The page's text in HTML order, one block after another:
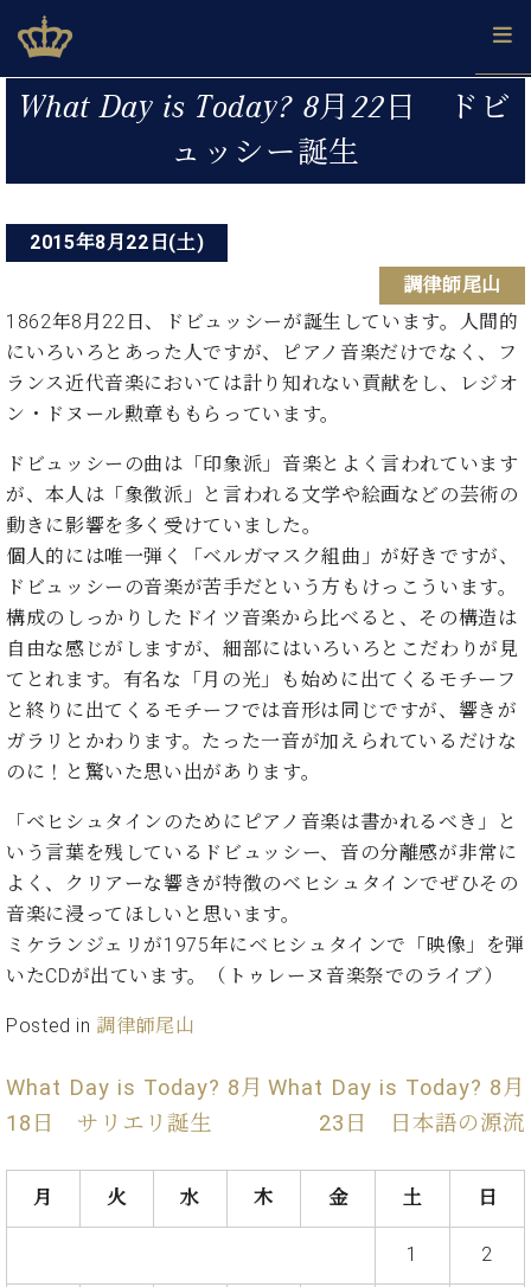
to
content
ベヒシュタインジャパン公式サイト
BECHSTEIN JAPAN Official Site
カ
タ
ベ
シ
ュ
イ
ン
コ
ン
サ
ト /
C.
ベ
ヒ
シ
タ
イ
ン
レ
ジ
デ
ス
C.
ヒ
シ
タ
ン
サ
展
ピ
ア
ュ
タ
の
グ
ラ
ピ
ア
ノ
を
作
る
こ
と
音
と
タ
チ
ベ
ヒ
シ
ュ
イ
ジ
パ
取
り
ベ
ヒ
シ
ュ
タ
イ
ン
の
秘
密
の
名
ヒ
シ
ュ
ン
ブ
ラ
ド
ヒ
ス
ト
リ
楽
家
の
声
ベ
シ
タ
イ
の
ベ
ュ
ー
ス・
イ
ベ
ト
ガ
会
録
ご
案
各
店
舗
か
の
お
知
ら
せ
荷
情
等)
プ
レ
ス
リ
ー
(お
ら
デ
ィ
正
規
ィ
ラ
タ
で、
演
奏
い！
び
た
い！
録
音
た
い！
と
い
う
は、
お
く
の
直
営
舗
で
オンライン試弾
報
用
報
ュ
タ
イ
ン・
サ
ン
会
員
ベ
シ
ュ
タ
イ
ジ
ャ
ン
ロ
グ
What Day is Today? 8月22日 ドビ
ュッシー誕生
2015年8月22日(土)
調律師尾山
1862年8月22日、ドビュッシーが誕生しています。人間的
にいろいろとあった人ですが、ピアノ音楽だけでなく、フ
ランス近代音楽においては計り知れない貢献をし、レジオ
ン・ドヌール勲章ももらっています。
ドビュッシーの曲は「印象派」音楽とよく言われています
が、本人は「象徴派」と言われる文学や絵画などの芸術の
動きに影響を多く受けていました。
個人的には唯一弾く「ベルガマスク組曲」が好きですが、
ドビュッシーの音楽が苦手だという方もけっこういます。
構成のしっかりしたドイツ音楽から比べると、その構造は
自由な感じがしますが、細部にはいろいろとこだわりが見
てとれます。有名な「月の光」も始めに出てくるモチーフ
と終りに出てくるモチーフでは音形は同じですが、響きが
ガラリとかわります。たった一音が加えられているだけな
のに！と驚いた思い出があります。
「ベヒシュタインのためにピアノ音楽は書かれるべき」と
いう言葉を残しているドビュッシー、音の分離感が非常に
よく、クリアーな響きが特徴のベヒシュタインでぜひその
音楽に浸ってほしいと思います。
ミケランジェリが1975年にベヒシュタインで「映像」を弾
いたCDが出ています。（トゥレーヌ音楽祭でのライブ）
Posted in 調律師尾山
投
ゲ
シ
ョ
ン
What Day is Today? 8月
18日 サリエリ誕生
What Day is Today? 8月
23日 日本語の源流
月 火 水 木 金 土 日
1 2